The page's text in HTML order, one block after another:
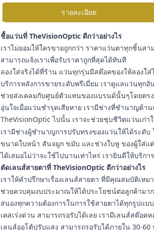
รายละเอียด
ชื้อแว่นที่ TheVisionOptic ดีกว่าอย่างไร
เราไม่ยอมให้ใครขายถูกกว่า ราคาแว่นตาทุกชิ้นสา
สามารถแจ้งเราเพื่อรับราคาถูกที่สุดได้ทันที
ลองใส่จริงได้ที่ร้าน แว่นทุกรุ่นมีสต๊อคของให้ลองใ
บริการหลังการขายระดับพรีเมี่ยม เราดูแลแว่นทุกอั
ช่วยส่งเคลมกับศูนย์ตัวแทนของแบรนด์นั้นๆโดยตรง
อุ่นใจเมื่อแว่นชำรุดเสียหาย เรามีช่างที่ชำนาญด้า
TheVisionOptic ไปนั้น เราจะช่วยชุบชีวิตแว่นเก่า
เรามีช่างผู้ชำนาญการปรับทรงของแว่นให้ได้ระดั
ขนาดใบหน้า สันจมูก ขมับ และช่วงใบหู ของผู้ใส่แ
ได้เสมอไม่ว่าจะใช้ไปนานเท่าไหร่ เรายินดีให้บริกา
ตัดเลนส์สายตาที่ TheVisionOptic ดีกว่าอย่างไร
เราให้คำปรึกษาเรื่องเลนส์สายตา ที่มีคุณสมบัติเห
ช่วยควบคุมงบประมาณให้ได้ประโยชน์ต่อลูกค้ามา
สนองทุกความต้องการในการใช้สายตาได้ทุกรูปแบบ
เคสเร่งด่วน สามารถรอรับได้เลย เรามีเลนส์สต๊อ
เลนส์ออโต้ปรับแสง สามารถรอรับได้ภายใน 30-60